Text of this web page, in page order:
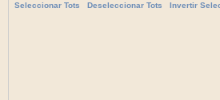
Seleccionar Tots
Deseleccionar Tots Invertir